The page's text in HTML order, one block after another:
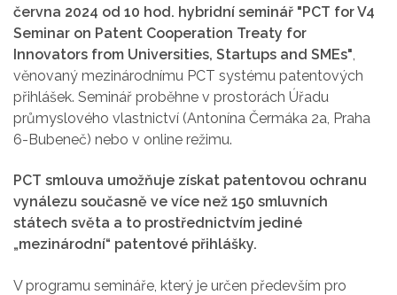
června 2024 od 10 hod. hybridní seminář "PCT for V4
Seminar on Patent Cooperation Treaty for
Innovators from Universities, Startups and SMEs",
věnovaný mezinárodnímu PCT systému patentových
přihlášek. Seminář proběhne v prostorách Úřadu
průmyslového vlastnictví (Antonína Čermáka 2a, Praha
6-Bubeneč) nebo v online režimu.
PCT smlouva umožňuje získat patentovou ochranu
vynálezu současně ve více než 150 smluvních
státech světa a to prostřednictvím jediné
„mezinárodní“ patentové přihlášky.
V programu semináře, který je určen především pro